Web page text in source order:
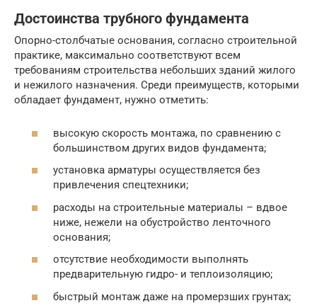
Достоинства трубного фундамента
Опорно-столбчатые основания, согласно строительной
практике, максимально соответствуют всем
требованиям строительства небольших зданий жилого
и нежилого назначения. Среди преимуществ, которыми
обладает фундамент, нужно отметить:
высокую скорость монтажа, по сравнению с
большинством других видов фундамента;
установка арматуры осуществляется без
привлечения спецтехники;
расходы на строительные материалы – вдвое
ниже, нежели на обустройство ленточного
основания;
отсутствие необходимости выполнять
предварительную гидро- и теплоизоляцию;
быстрый монтаж даже на промерзших грунтах;